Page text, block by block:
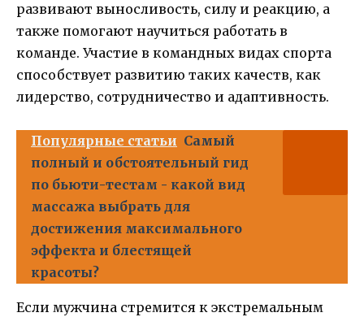
развивают выносливость, силу и реакцию, а
также помогают научиться работать в
команде. Участие в командных видах спорта
способствует развитию таких качеств, как
лидерство, сотрудничество и адаптивность.
Популярные статьи Самый
полный и обстоятельный гид
по бьюти-тестам - какой вид
массажа выбрать для
достижения максимального
эффекта и блестящей
красоты?
Если мужчина стремится к экстремальным